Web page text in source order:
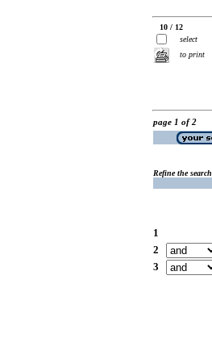
10 / 12
select
to print
page 1 of 2
Refine the search
1
2
3